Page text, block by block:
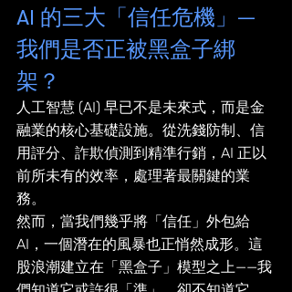
AI 的三大「信任危機」—
我們是否正被黑盒子綁
架？
人工智慧 (AI) 早已不是未來式，而是金
融業的核心基礎設施。從洗錢防制、信
用評分、詐欺偵測到精準行銷，AI 正以
前所未有的效率，處理著最關鍵的業
務。
然而，當我們幾乎將「信任」外包給
AI，一個潛在的風暴也正悄然成形。這
股浪潮建立在「黑盒子」模型之上——我